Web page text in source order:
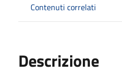
Contenuti correlati
Descrizione